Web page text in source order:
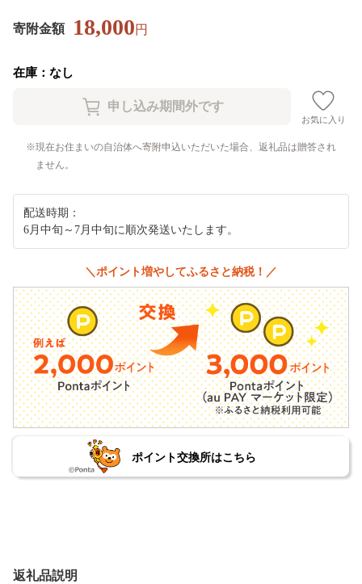
寄附金額 18,000円
在庫：なし
お気に入り
現在お住まいの自治体へ寄附申込いただいた場合、返礼品は贈答され
ません。
配送時期：
6月中旬～7月中旬に順次発送いたします。
＼ポイント増やしてふるさと納税！／
ポイント交換所はこちら
返礼品説明